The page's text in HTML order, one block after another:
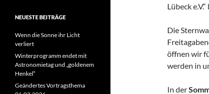
Lübeck
Die
öffnen wir
werden in
In der
NEUESTE BEITRÄGE
Wenn die Sonne ihr Licht
verliert
Winterprogramm endet mit
Astronomietag und „goldenem
Henkel“
Geändertes Vortragsthema